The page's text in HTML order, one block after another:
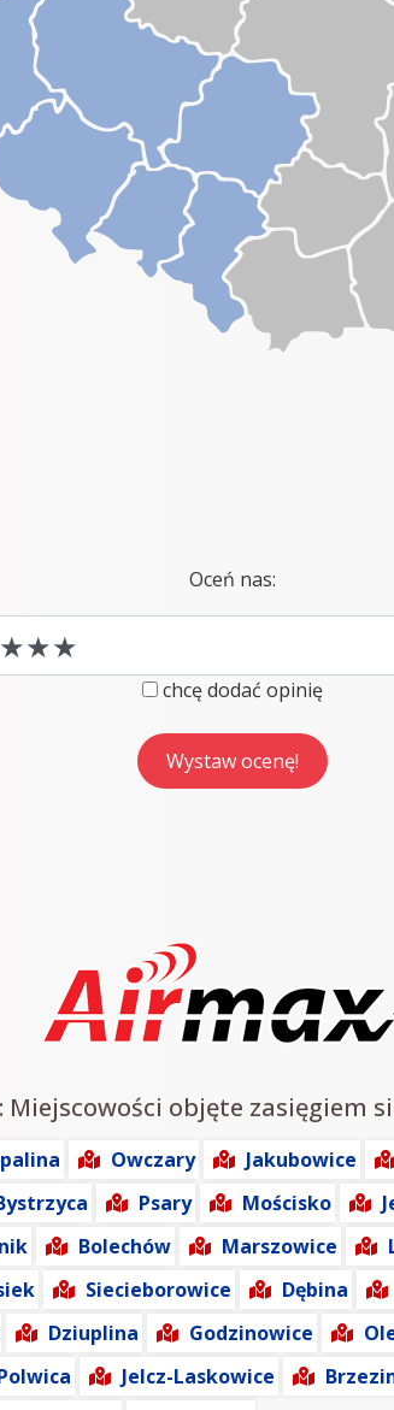
Oceń nas:
chcę dodać opinię
objęte zasięgiem
Owczary Jakubowice
Psary Mościsko
Bolechów Marszowice
Siecieborowice Dębina
Dziuplina Godzinowice
Jelcz-Laskowice